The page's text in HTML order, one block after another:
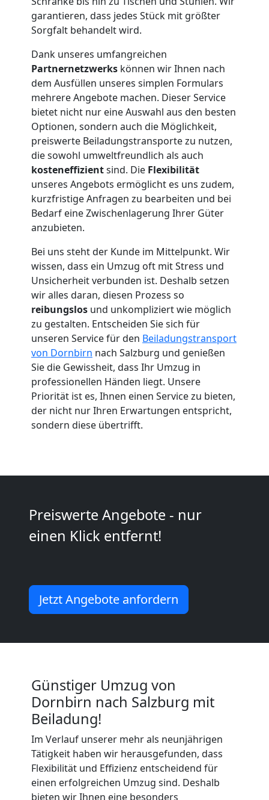
garantieren, dass jedes Stück mit größter
Sorgfalt behandelt wird.
Dank unseres umfangreichen
Partnernetzwerks können wir Ihnen nach
dem Ausfüllen unseres simplen Formulars
mehrere Angebote machen. Dieser Service
bietet nicht nur eine Auswahl aus den besten
Optionen, sondern auch die Möglichkeit,
preiswerte Beiladungstransporte zu nutzen,
die sowohl umweltfreundlich als auch
kosteneffizientsind. Die Flexibilität
unseres Angebots ermöglicht es uns zudem,
kurzfristige Anfragen zu bearbeiten und bei
Bedarf eine Zwischenlagerung Ihrer Güter
anzubieten.
Bei uns steht der Kunde im Mittelpunkt. Wir
wissen, dass ein Umzug oft mit Stress und
Unsicherheit verbunden ist. Deshalb setzen
wir alles daran, diesen Prozess so
reibungslos und unkompliziert wie möglich
zu gestalten. Entscheiden Sie sich für
unseren Service für den Beiladungstransport
von Dornbirn nach Salzburg und genießen
Sie die Gewissheit, dass Ihr Umzug in
professionellen Händen liegt. Unsere
Priorität ist es, Ihnen einen Service zu bieten,
der nicht nur Ihren Erwartungen entspricht,
sondern diese übertrifft.
Preiswerte Angebote - nur
einen Klick entfernt!
Jetzt Angebote anfordern
Günstiger Umzug von
Dornbirn nach Salzburg mit
Beiladung!
Im Verlauf unserer mehr als neunjährigen
Tätigkeit haben wir herausgefunden, dass
Flexibilität und Effizienz entscheidend für
einen erfolgreichen Umzug sind. Deshalb
bieten wir Ihnen eine besonders
Möbelmontage
Dornbirn
Möbeltransport
Dornbirn
Beiladung
Dornbirn
Mini
Umzug
Dornbirn
Umzug
Mann
LKW
Dornbirn
Kunsttransport
Umzug
Dornbirn
Mann
LKW